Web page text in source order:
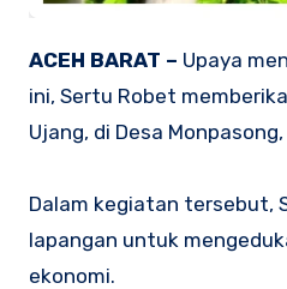
ACEH BARAT – Upaya
ini, Sertu Robet
Ujang, di Desa
Dalam kegiatan tersebut,
lapangan untuk
ekonomi.